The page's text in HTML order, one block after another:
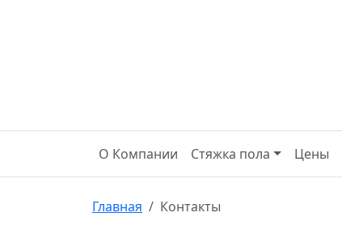
О Компании Стяжка пола Цены
Главная Контакты